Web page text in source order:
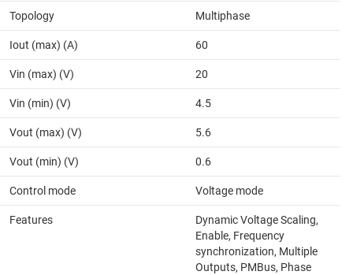
Topology Multiphase
Iout (max) (A) 60
Vin (max) (V) 20
Vin (min) (V) 4.5
Vout (max) (V) 5.6
Vout (min) (V) 0.6
Control mode Voltage mode
Features
Dynamic Voltage Scaling,
Enable, Frequency
synchronization, Multiple
Outputs, PMBus, Phase